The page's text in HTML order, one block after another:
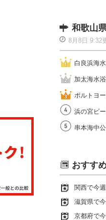
和歌山
8月8日 9:32
白良浜海
加太海水
ポルトヨ
浜の宮ビ
串本海中
おすす
関西で今
滋賀県で
京都府で